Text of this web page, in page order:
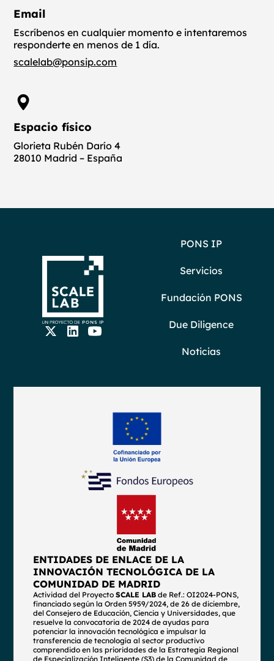
Email
Escríbenos en cualquier momento e intentaremos
responderte en menos de 1 día.
scalelab@ponsip.com
Espacio físico
Glorieta Rubén Darío 4
28010 Madrid – España
PONS IP
Servicios
Fundación PONS
Due Diligence
Noticias
ENTIDADES DE ENLACE DE LA
INNOVACIÓN TECNOLÓGICA DE LA
COMUNIDAD DE MADRID
Actividad del ProyectoSCALE LAB de Ref.: OI2024-PONS,
financiado según la Orden 5959/2024, de 26 de diciembre,
del Consejero de Educación, Ciencia y Universidades, que
resuelve la convocatoria de 2024 de ayudas para
potenciar la innovación tecnológica e impulsar la
transferencia de tecnología al sector productivo
comprendido en las prioridades de la Estrategia Regional
de Especialización Inteligente (S3) de la Comunidad de